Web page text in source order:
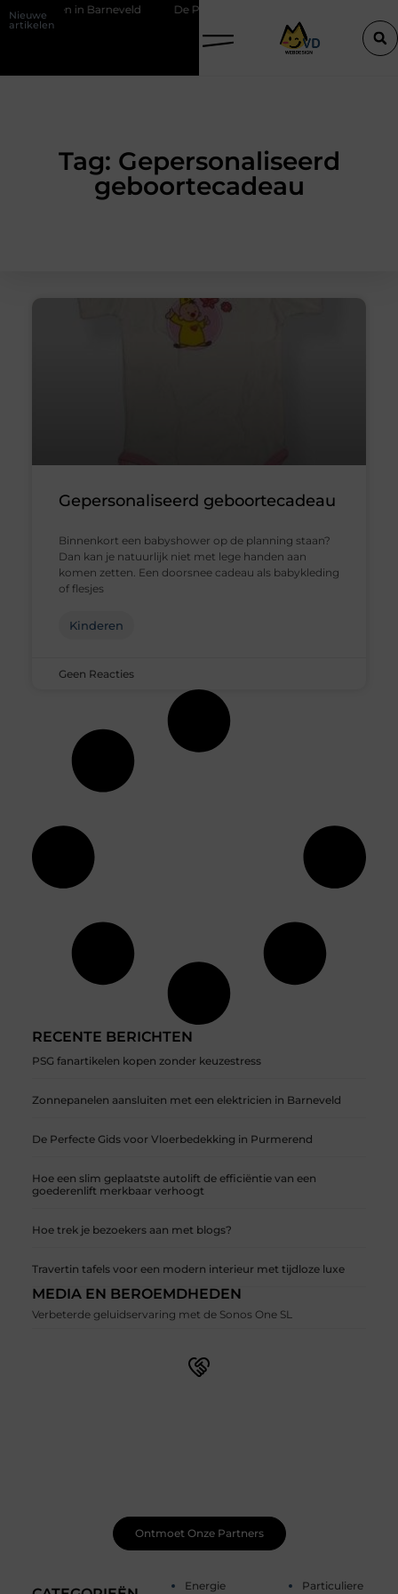
Nieuwe
artikelen
in Barneveld De Perfecte Gids voor Vloerbedekking in
Tag: Gepersonaliseerd
geboortecadeau
RECENTE BERICHTEN
PSG fanartikelen kopen zonder keuzestress
Zonnepanelen aansluiten met een elektricien in Barneveld
De Perfecte Gids voor Vloerbedekking in Purmerend
Hoe een slim geplaatste autolift de efficiëntie van een
goederenlift merkbaar verhoogt
Hoe trek je bezoekers aan met blogs?
Travertin tafels voor een modern interieur met tijdloze luxe
Energie Particuliere
MEDIA EN BEROEMDHEDEN
Verbeterde geluidservaring met de Sonos One SL
Ontmoet Onze Partners
Gepersonaliseerd geboortecadeau
Binnenkort een babyshower op de planning staan?
Dan kan je natuurlijk niet met lege handen aan
komen zetten. Een doorsnee cadeau als babykleding
of flesjes
Kinderen
Geen Reacties